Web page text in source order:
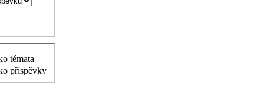
témata
příspěvky